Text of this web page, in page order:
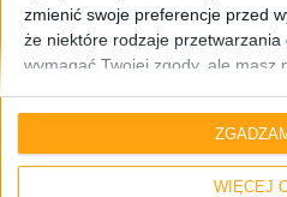
zmienić swoje preferencje przed
że niektóre rodzaje
wymagać Twojej zgody, ale masz
do tej witryny. Możesz w
preferencje lub wycofać zgodę,
przycisk "Prywatność" na dole
WIĘCEJ
Zostań na chwilę i